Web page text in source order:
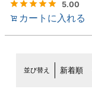
5.00
カートに入れる
並び替え 新着順